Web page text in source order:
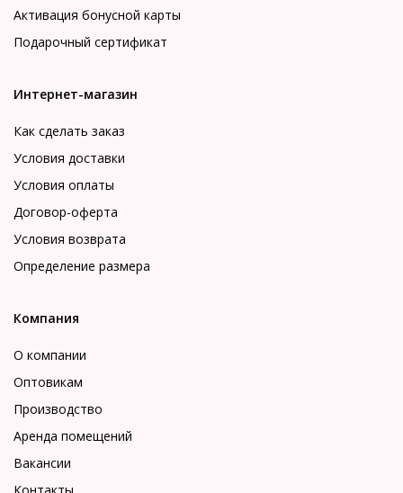
Активация бонусной карты
Подарочный сертификат
Интернет-магазин
Как сделать заказ
Условия доставки
Условия оплаты
Договор-оферта
Условия возврата
Определение размера
Компания
О компании
Оптовикам
Производство
Аренда помещений
Вакансии